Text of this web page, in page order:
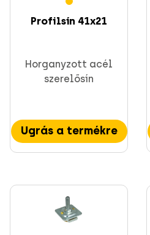
Szerelési
Profilsín 41x21
Horganyzott acél
szerelősín
Ugrás a termékre